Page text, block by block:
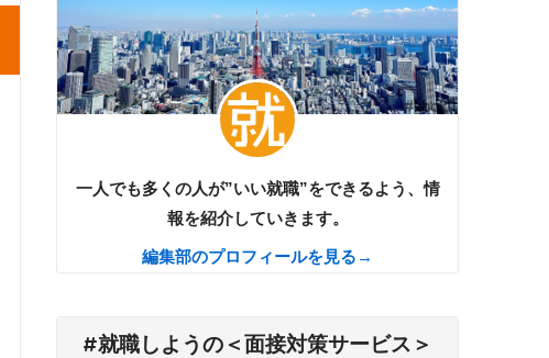
一人でも多くの人が”いい就職”をできるよう、情
報を紹介していきます。
編集部のプロフィールを見る→
#就職しようの＜面接対策サービス＞